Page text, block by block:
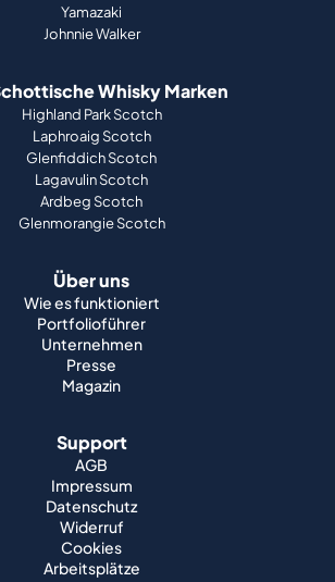
Yamazaki
Johnnie Walker
Whisky Marken
Highland Park Scotch
Laphroaig Scotch
Glenfiddich Scotch
Lagavulin Scotch
Ardbeg Scotch
Glenmorangie Scotch
Über uns
Wie es funktioniert
Portfolioführer
Unternehmen
Presse
Magazin
Support
AGB
Impressum
Datenschutz
Widerruf
Cookies
Arbeitsplätze